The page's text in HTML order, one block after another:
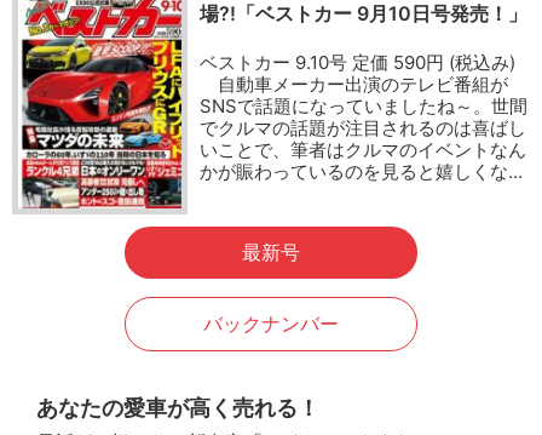
場?!「ベストカー 9月10日号発売！」
ベストカー 9.10号 定価 590円 (税込み)
自動車メーカー出演のテレビ番組が
SNSで話題になっていましたね～。世間
でクルマの話題が注目されるのは喜ばし
いことで、筆者はクルマのイベントなん
かが賑わっているのを見ると嬉しくな…
最新号
バックナンバー
あなたの愛車が高く売れる！